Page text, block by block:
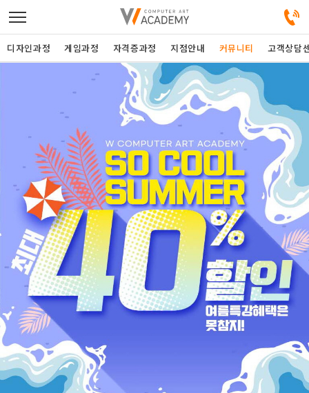
디자인정규과정
디자인단과과정
게임과정
자격증과정
커뮤니티
취업패키지
취업지원센터
고객상담센터
디자인과정 게임과정 자격증과정 지점안내 커뮤니티 고객상담